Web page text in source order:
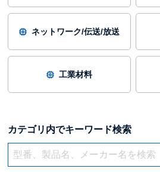
ネットワーク/伝送/放送
工業材料
カテゴリ内でキーワード検索